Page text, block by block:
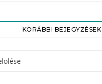
KORÁBBI BEJEGYZÉSEK